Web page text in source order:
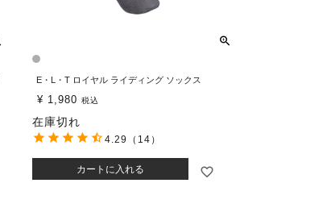
E・L・T ロイヤル ライディング ソックス
¥ 1,980 税込
在庫切れ
カートに入れる
4.29 （14）